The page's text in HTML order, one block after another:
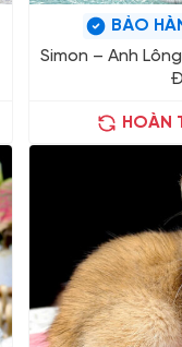
BẢO
Simon – Anh
HOÀN